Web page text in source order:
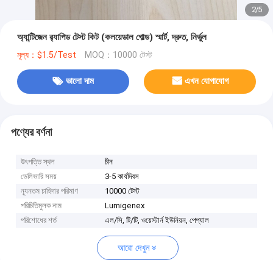
2/5
অ্যান্টিজেন র‌্যাপিড টেস্ট কিট (কলয়েডাল গোল্ড) স্মার্ট, দ্রুত, নির্ভুল
মূল্য：$1.5/Test MOQ：10000 টেস্ট
ভালো দাম এখন যোগাযোগ
পণ্যের বর্ণনা
উৎপত্তি স্থল
চীন
ডেলিভারি সময়
3-5 কার্যদিবস
ন্যূনতম চাহিদার পরিমাণ
10000 টেস্ট
পরিচিতিমুলক নাম
Lumigenex
পরিশোধের শর্ত
এল/সি, টি/টি, ওয়েস্টার্ন ইউনিয়ন, পেপ্যাল
আরো দেখুন